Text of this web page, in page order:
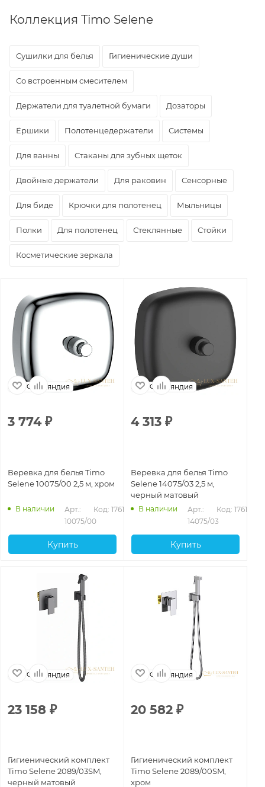
Коллекция Timo Selene
Сушилки для белья Гигиенические души
Со встроенным смесителем
Держатели для туалетной бумаги Дозаторы
Ёршики Полотенцедержатели Системы
Для ванны Стаканы для зубных щеток
Двойные держатели Для раковин Сенсорные
Для биде Крючки для полотенец Мыльницы
Полки Для полотенец Стеклянные Стойки
Косметические зеркала
Финляндия
3 774₽
Веревка для белья Timo
Selene 10075/00 2,5 м, хром
В наличии
Арт.:
10075/00
Код: 17617
Купить
Финляндия
4 313 ₽
Веревка для белья Timo
Selene 14075/03 2,5 м,
черный матовый
В наличии
Арт.:
14075/03
Код: 17618
Купить
Финляндия
23 158 ₽
Гигиенический комплект
Timo Selene 2089/03SM,
черный матовый
Финляндия
20 582 ₽
Гигиенический комплект
Timo Selene 2089/00SM,
хром